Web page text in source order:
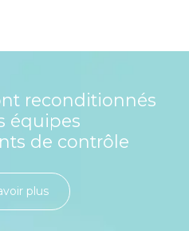
reconditionnés
équipes
de contrôle
plu​​​​​​​​​​​​​​​​s